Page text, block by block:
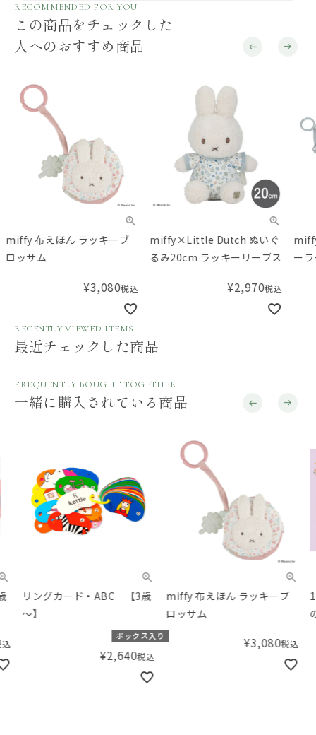
RECOMMENDED FOR YOU
この商品をチェックした
人へのおすすめ商品
miffy 布えほん ラッキーブ
ロッサム
¥3,080税込
miffy×Little Dutch ぬいぐ
るみ20cm ラッキーリーブス
¥2,970税込
ー
RECENTLY VIEWED ITEMS
最近チェックした商品
FREQUENTLY BOUGHT TOGETHER
一緒に購入されている商品
リングカード・ABC 【3歳
～】
ボックス入り
2,640税込
miffy 布えほん ラッキーブ
ロッサム
3,080税込
10
の